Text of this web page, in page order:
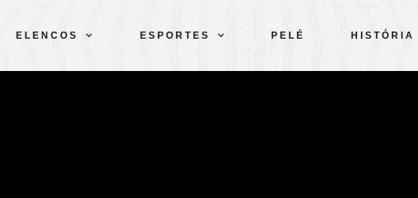
ELENCOS ESPORTES PELÉ HISTÓRIA
CLUBE